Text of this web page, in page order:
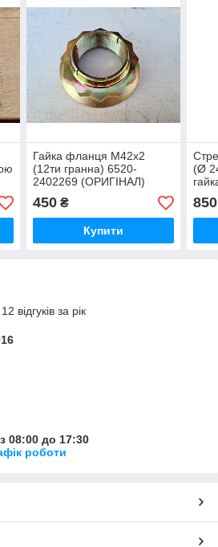
Гайка фланця М42х2
(12ти гранна) 6520-
2402269 (ОРИГІНАЛ)
450₴
Купити
(Ø
850
відгуків за рік
08:00 до 17:30
роботи